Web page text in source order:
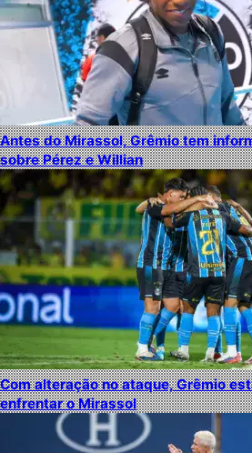
Antes do Mirassol, Grêmio tem
sobre Pérez e Willian
Com alteração no ataque, Grêmio
enfrentar o Mirassol